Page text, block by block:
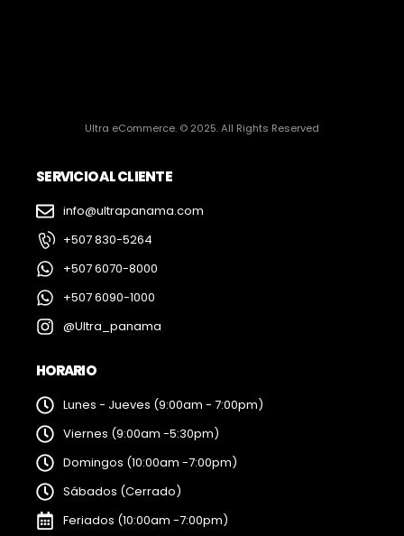
Ultra eCommerce. © 2025. All Rights Reserved
SERVICIO AL CLIENTE
info@ultrapanama.com
+507 830-5264
+507 6070-8000
+507 6090-1000
@Ultra_panama
HORARIO
Lunes - Jueves (9:00am - 7:00pm)
Viernes (9:00am -5:30pm)
Domingos (10:00am -7:00pm)
Sábados (Cerrado)
Feriados (10:00am -7:00pm)